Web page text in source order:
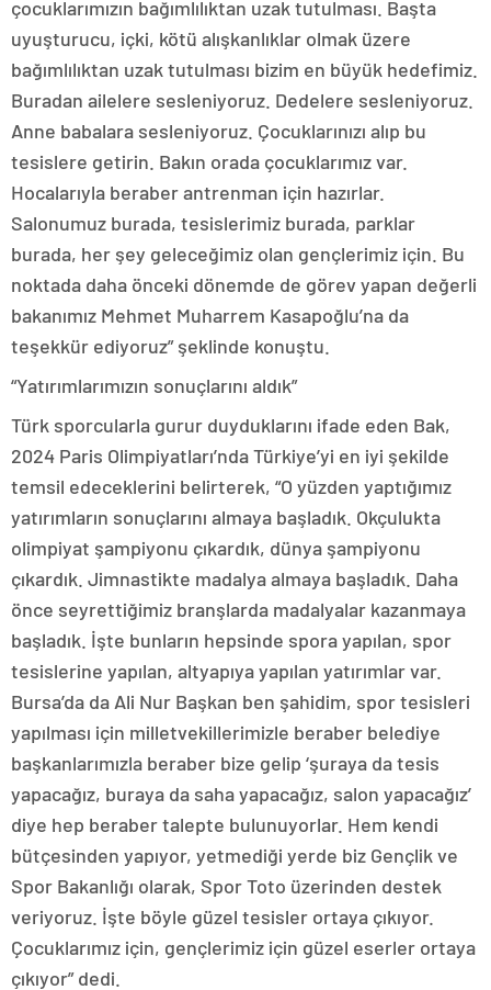
çocuklarımızın bağımlılıktan uzak tutulması. Başta
uyuşturucu, içki, kötü alışkanlıklar olmak üzere
bağımlılıktan uzak tutulması bizim en büyük hedefimiz.
Buradan ailelere sesleniyoruz. Dedelere sesleniyoruz.
Anne babalara sesleniyoruz. Çocuklarınızı alıp bu
tesislere getirin. Bakın orada çocuklarımız var.
Hocalarıyla beraber antrenman için hazırlar.
Salonumuz burada, tesislerimiz burada, parklar
burada, her şey geleceğimiz olan gençlerimiz için. Bu
noktada daha önceki dönemde de görev yapan değerli
bakanımız Mehmet Muharrem Kasapoğlu’na da
teşekkür ediyoruz” şeklinde konuştu.
“Yatırımlarımızın sonuçlarını aldık”
Türk sporcularla gurur duyduklarını ifade eden Bak,
2024 Paris Olimpiyatları’nda Türkiye’yi en iyi şekilde
temsil edeceklerini belirterek, “O yüzden yaptığımız
yatırımların sonuçlarını almaya başladık. Okçulukta
olimpiyat şampiyonu çıkardık, dünya şampiyonu
çıkardık. Jimnastikte madalya almaya başladık. Daha
önce seyrettiğimiz branşlarda madalyalar kazanmaya
başladık. İşte bunların hepsinde spora yapılan, spor
tesislerine yapılan, altyapıya yapılan yatırımlar var.
Bursa’da da Ali Nur Başkan ben şahidim, spor tesisleri
yapılması için milletvekillerimizle beraber belediye
başkanlarımızla beraber bize gelip ‘şuraya da tesis
yapacağız, buraya da saha yapacağız, salon yapacağız’
diye hep beraber talepte bulunuyorlar. Hem kendi
bütçesinden yapıyor, yetmediği yerde biz Gençlik ve
Spor Bakanlığı olarak, Spor Toto üzerinden destek
veriyoruz. İşte böyle güzel tesisler ortaya çıkıyor.
Çocuklarımız için, gençlerimiz için güzel eserler ortaya
çıkıyor” dedi.